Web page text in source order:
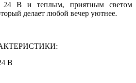
24 В и теплым, приятным светом
делает любой вечер уютнее.
В